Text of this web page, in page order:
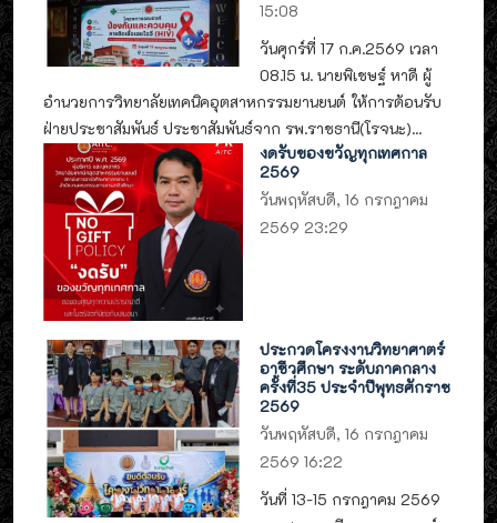
15:08
วันศุกร์ที่ 17 ก.ค.2569 เวลา
08.15 น. นายพิเชษฐ์ หาดี ผู้
อำนวยการวิทยาลัยเทคนิคอุตสาหกรรมยานยนต์ ให้การต้อนรับ
ฝ่ายประชาสัมพันธ์ ประชาสัมพันธ์จาก รพ.ราชธานี(โรจนะ)...
งดรับของขวัญทุกเทศกาล
2569
วันพฤหัสบดี, 16 กรกฎาคม
2569 23:29
ประกวดโครงงานวิทยาศาตร์
อาชีวศึกษา ระดับภาคกลาง
ครั้งที่35 ประจำปีพุทธศักราช
2569
วันพฤหัสบดี, 16 กรกฎาคม
2569 16:22
วันที่ 13-15 กรกฎาคม 2569